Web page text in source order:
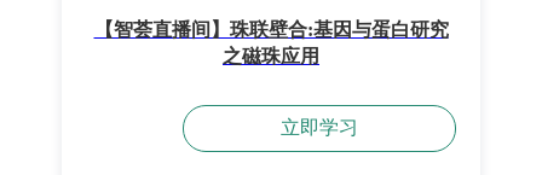
【智荟直播间】珠联壁合:基因与蛋白研究
之磁珠应用
立即学习